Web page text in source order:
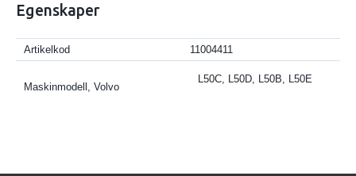
Egenskaper
Artikelkod 11004411
Maskinmodell, Volvo
L50C, L50D, L50B, L50E